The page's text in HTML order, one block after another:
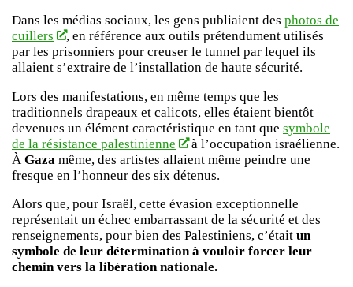
Dans les médias sociaux, les gens publiaient des photos de
cuillers
, en référence aux outils prétendument utilisés
par les prisonniers pour creuser le tunnel par lequel ils
allaient s’extraire de l’installation de haute sécurité.
Lors des manifestations, en même temps que les
traditionnels drapeaux et calicots, elles étaient bientôt
devenues un élément caractéristique en tant que symbole
de la résistance palestinienne
à l’occupation israélienne.
À Gaza même, des artistes allaient même peindre une
fresque en l’honneur des six détenus.
Alors que, pour Israël, cette évasion exceptionnelle
représentait un échec embarrassant de la sécurité et des
renseignements, pour bien des Palestiniens, c’était un
symbole de leur détermination à vouloir forcer leur
chemin vers la libération nationale.